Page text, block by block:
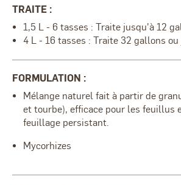
TRAITE :
1,5 L - 6 tasses : Traite jusqu'à 12
4 L - 16 tasses : Traite 32 gallons
FORMULATION :
Mélange naturel fait à partir de
et tourbe), efficace pour les feuillus
feuillage persistant.
Mycorhizes